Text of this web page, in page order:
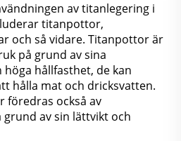
av titanlegering i
titanpottor,
och så vidare. Titanpottor är
på grund av sina
hållfasthet, de kan
hålla mat och dricksvatten.
föredras också av
av sin lättvikt och